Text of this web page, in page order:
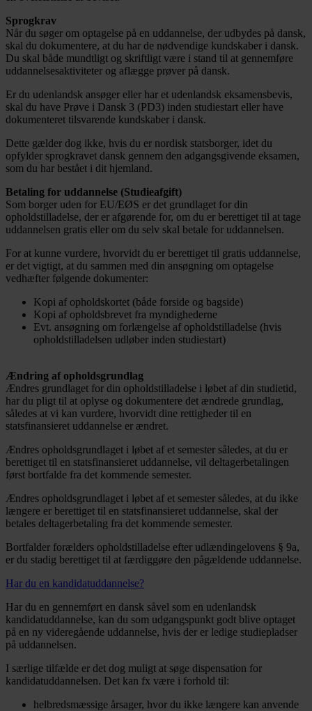
Sprogkrav
Når du søger om optagelse på en uddannelse, der udbydes på dansk,
skal du dokumentere, at du har de nødvendige kundskaber i dansk.
Du skal både mundtligt og skriftligt være i stand til at gennemføre
uddannelsesaktiviteter og aflægge prøver på dansk.
Er du udenlandsk ansøger eller har et udenlandsk eksamensbevis,
skal du have Prøve i Dansk 3 (PD3) inden studiestart eller have
dokumenteret tilsvarende kundskaber i dansk.
Dette gælder dog ikke, hvis du er nordisk statsborger, idet du
opfylder sprogkravet dansk gennem den adgangsgivende eksamen,
som du har bestået i dit hjemland.
Betaling for uddannelse (Studieafgift)
Som borger uden for EU/EØS er det grundlaget for din
opholdstilladelse, der er afgørende for, om du er berettiget til at tage
uddannelsen gratis eller om du selv skal betale for uddannelsen.
For at kunne vurdere, hvorvidt du er berettiget til gratis uddannelse,
er det vigtigt, at du sammen med din ansøgning om optagelse
vedhæfter følgende dokumenter:
Kopi af opholdskortet (både forside og bagside)
Kopi af opholdsbrevet fra myndighederne
Evt. ansøgning om forlængelse af opholdstilladelse (hvis
opholdstilladelsen udløber inden studiestart)
Ændring af opholdsgrundlag
Ændres grundlaget for din opholdstilladelse i løbet af din studietid,
har du pligt til at oplyse og dokumentere det ændrede grundlag,
således at vi kan vurdere, hvorvidt dine rettigheder til en
statsfinansieret uddannelse er ændret.
Ændres opholdsgrundlaget i løbet af et semester således, at du er
berettiget til en statsfinansieret uddannelse, vil deltagerbetalingen
først bortfalde fra det kommende semester.
Ændres opholdsgrundlaget i løbet af et semester således, at du ikke
længere er berettiget til en statsfinansieret uddannelse, skal der
betales deltagerbetaling fra det kommende semester.
Bortfalder forælders opholdstilladelse efter udlændingelovens § 9a,
er du stadig berettiget til at færdiggøre den pågældende uddannelse.
Har du en kandidatuddannelse?
Har du en gennemført en dansk såvel som en udenlandsk
kandidatuddannelse, kan du som udgangspunkt godt blive optaget
på en ny videregående uddannelse, hvis der er ledige studiepladser
på uddannelsen.
I særlige tilfælde er det dog muligt at søge dispensation for
kandidatuddannelsen. Det kan fx være i forhold til:
helbredsmæssige årsager, hvor du ikke længere kan anvende